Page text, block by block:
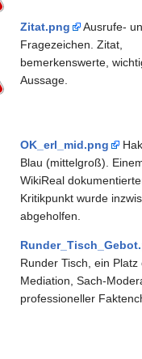
Zitat.png
Ausrufe-
Fragezeichen. Zitat,
bemerkenswerte,
Aussage.
OK_erl_mid.png
Blau (mittelgroß).
WikiReal
Kritikpunkt wurde
abgeholfen.
Runder Tisch, ein Platz
Mediation, Sach-
professioneller